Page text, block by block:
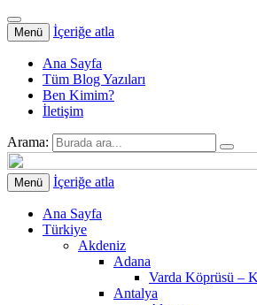
Menü İçeriğe atla
Ana Sayfa
Tüm Blog Yazıları
Ben Kimim?
İletişim
Arama:
Menü İçeriğe atla
Ana Sayfa
Türkiye
Akdeniz
Adana
Varda Köprüsü –
Antalya